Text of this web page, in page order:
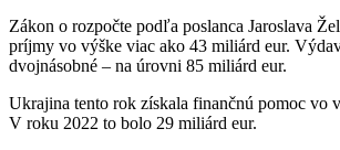
Zákon o rozpočte podľa poslanca Jaroslava
príjmy vo výške viac ako 43 miliárd eur.
dvojnásobné – na úrovni 85 miliárd eur.
Ukrajina tento rok získala finančnú pomoc vo
V roku 2022 to bolo 29 miliárd eur.